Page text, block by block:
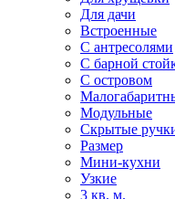
Для дачи
Встроенные
С антресолями
С барной
С островом
Модульные
Скрытые
Размер
Мини-кухни
Узкие
3 кв. м.